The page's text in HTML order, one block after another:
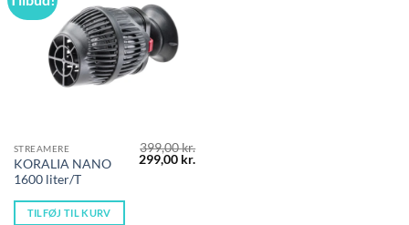
STREAMERE
KORALIA NANO
1600 liter/T
399,00kr.
Den
oprindelige
299,00 kr.Den
TILFØJ TIL KURV